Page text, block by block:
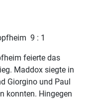
9 : 1
feierte das
Maddox siegte in
Giorgino und Paul
konnten. Hingegen